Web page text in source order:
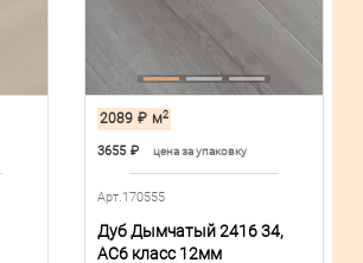
2089 ₽ м2
3655 ₽ цена за упаковку
Арт.170555
Дуб Дымчатый 2416 34,
AC6 класс 12мм